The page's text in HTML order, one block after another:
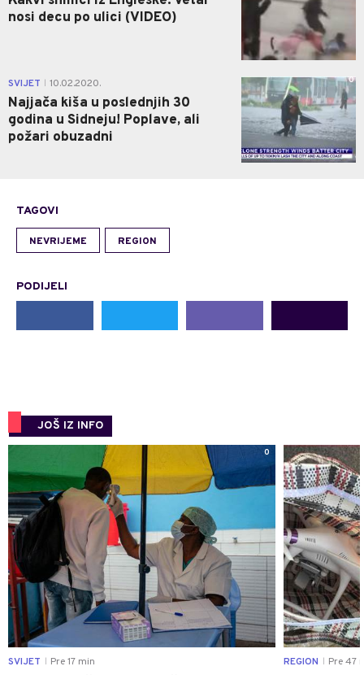
nosi decu po ulici (VIDEO)
SVIJET 10.02.2020.
Najjača kiša u poslednjih 30
godina u Sidneju! Poplave, ali
požari obuzadni
0
TAGOVI
NEVRIJEME REGION
PODIJELI
JOŠ IZ INFO
0
SVIJET Pre 17 min REGION Pre 47